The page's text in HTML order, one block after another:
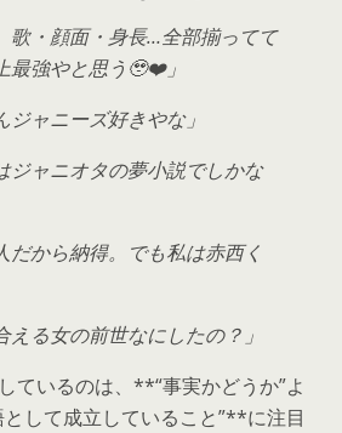
歌・顔面・身長…全部揃ってて
最強やと思う🥹❤️」
ジャニーズ好きやな」
ジャニオタの夢小説でしかな
だから納得。でも私は赤西く
える女の前世なにしたの？」
ているのは、**“事実かどうか”よ
として成立していること”**に注目